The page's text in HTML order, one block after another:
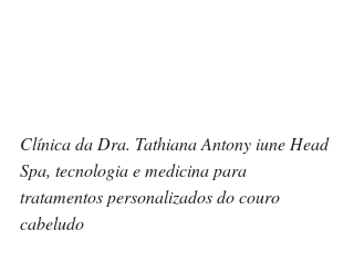
Clínica da Dra. Tathiana Antony iune Head
Spa, tecnologia e medicina para
tratamentos personalizados do couro
cabeludo